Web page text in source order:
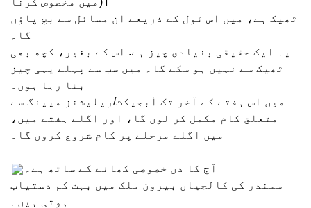
ٹھیک ہے، میں اس ٹول کے ذریعے ان مسائل سے بچ پاؤں
گا۔
یہ ایک حقیقی بنیادی چیز ہے. اس کے بغیر، کچھ بھی
ٹھیک سے نہیں ہو سکے گا۔ میں سب سے پہلے یہی چیز
بنا رہا ہوں۔
میں اس ہفتے کے آخر تک آبجیکٹ/ریلیشنز میپنگ سے
متعلق کام مکمل کر لوں گا، اور اگلے ہفتے میں،
میں اگلے مرحلے پر کام شروع کروں گا۔
آج کا دن خصوصی کھانے کے ساتھ ہے۔
سمندر کی کالجیاں بیرون ملک میں بہت کم دستیاب
ہوتی ہیں۔